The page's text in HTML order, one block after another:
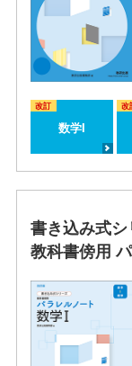
改訂
数学I
改
書き込み式シ
教科書傍用